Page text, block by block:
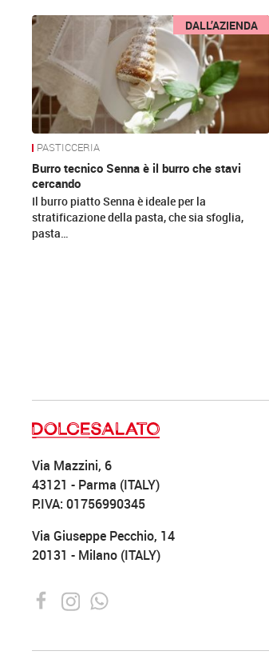
DALL’AZIENDA
PASTICCERIA
Burro tecnico Senna è il burro che stavi
cercando
Il burro piatto Senna è ideale per la
stratificazione della pasta, che sia sfoglia,
pasta…
Via Mazzini, 6
43121 - Parma (ITALY)
P.IVA: 01756990345
Via Giuseppe Pecchio, 14
20131 - Milano (ITALY)